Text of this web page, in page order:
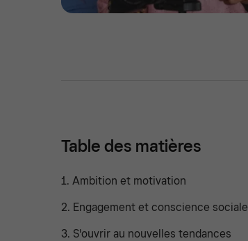
Table des matières
1. Ambition et motivation
2. Engagement et conscience sociale
3. S'ouvrir au nouvelles tendances